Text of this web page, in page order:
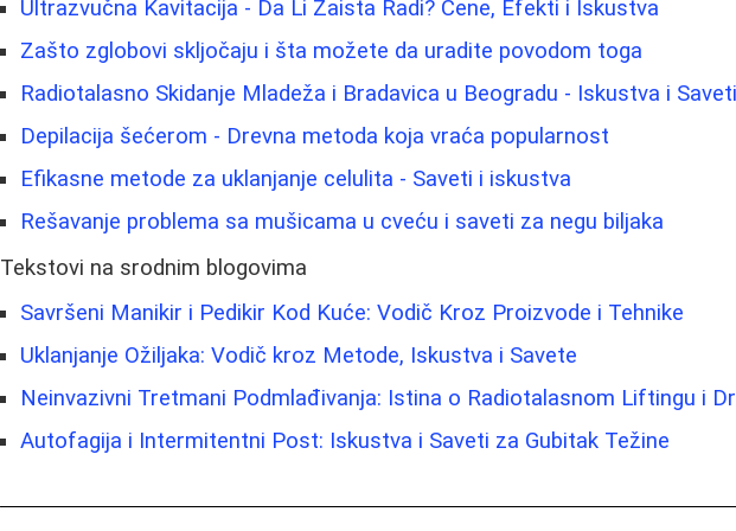
Ultrazvučna Kavitacija - Da Li Zaista Radi? Cene, Efekti i Iskustva
Zašto zglobovi skljočaju i šta možete da uradite povodom toga
Radiotalasno Skidanje Mladeža i Bradavica u Beogradu - Iskustva i Saveti
Depilacija šećerom - Drevna metoda koja vraća popularnost
Efikasne metode za uklanjanje celulita - Saveti i iskustva
Rešavanje problema sa mušicama u cveću i saveti za negu biljaka
Tekstovi na srodnim blogovima
Savršeni Manikir i Pedikir Kod Kuće: Vodič Kroz Proizvode i Tehnike
Uklanjanje Ožiljaka: Vodič kroz Metode, Iskustva i Savete
Neinvazivni Tretmani Podmlađivanja: Istina o Radiotalasnom Liftingu i
Autofagija i Intermitentni Post: Iskustva i Saveti za Gubitak Težine